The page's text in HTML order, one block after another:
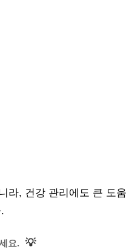
라, 건강 관리에도 큰 도움
요. 💡